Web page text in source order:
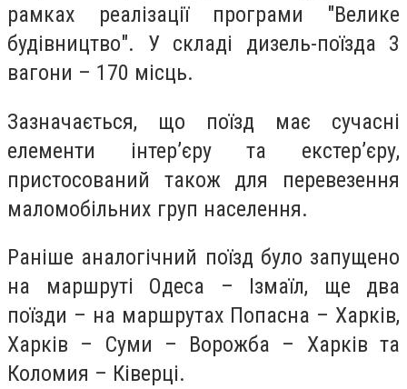
рамках реалізації програми "Велике
будівництво". У складі дизель-поїзда 3
вагони – 170 місць.
Зазначається, що поїзд має сучасні
елементи інтер’єру та екстер’єру,
пристосований також для перевезення
маломобільних груп населення.
Раніше аналогічний поїзд було запущено
на маршруті Одеса – Ізмаїл, ще два
поїзди – на маршрутах Попасна – Харків,
Харків – Суми – Ворожба – Харків та
Коломия – Ківерці.